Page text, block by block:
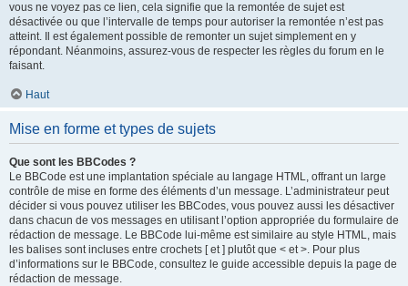
vous ne voyez pas ce lien, cela signifie que la remontée de sujet est
désactivée ou que l’intervalle de temps pour autoriser la remontée n’est pas
atteint. Il est également possible de remonter un sujet simplement en y
répondant. Néanmoins, assurez-vous de respecter les règles du forum en le
faisant.
Haut
Mise en forme et types de sujets
Que sont les BBCodes ?
Le BBCode est une implantation spéciale au langage HTML, offrant un large
contrôle de mise en forme des éléments d’un message. L’administrateur peut
décider si vous pouvez utiliser les BBCodes, vous pouvez aussi les désactiver
dans chacun de vos messages en utilisant l’option appropriée du formulaire de
rédaction de message. Le BBCode lui-même est similaire au style HTML, mais
les balises sont incluses entre crochets [ et ] plutôt que < et >. Pour plus
d’informations sur le BBCode, consultez le guide accessible depuis la page de
rédaction de message.